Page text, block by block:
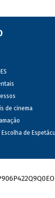
de cinema
de